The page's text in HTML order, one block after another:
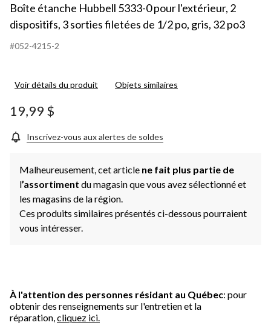
Boîte étanche Hubbell 5333-0 pour l'extérieur, 2
dispositifs, 3 sorties filetées de 1/2 po, gris, 32 po3
#052-4215-2
Voir détails du produit Objets similaires
19,99 $
Inscrivez-vous aux alertes de soldes
Malheureusement, cet article ne fait plus partie de
l’assortiment du magasin que vous avez sélectionné et
les magasins de la région.
Ces produits similaires présentés ci-dessous pourraient
vous intéresser.
À l'attention des personnes résidant au Québec: pour
obtenir des renseignements sur l'entretien et la
réparation, cliquez ici.